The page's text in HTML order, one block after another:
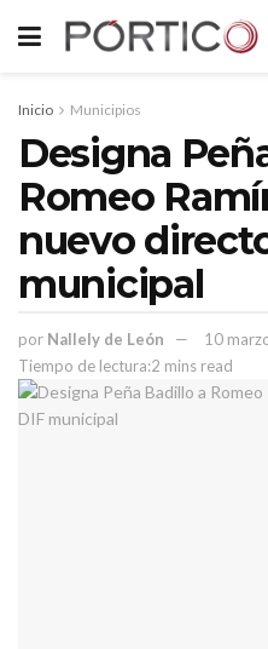
Inicio Municipios
Designa
Romeo
nuevo
municipal
por Nallely de León
10
Tiempo de lectura:2 mins read